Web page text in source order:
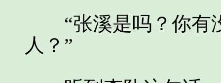
“张溪是吗？你有
人？”